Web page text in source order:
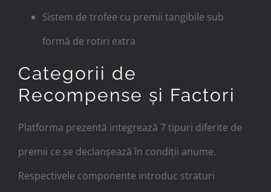
Sistem de trofee cu premii tangibile sub
formă de rotiri extra
Categorii de
Recompense și Factori
Platforma prezentă integrează 7 tipuri diferite de
premii ce se declanșează în condiții anume.
Respectivele componente introduc straturi